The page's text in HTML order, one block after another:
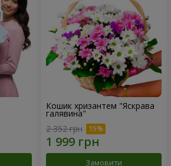
Кошик хризантем "Яскрава
галявина"
2 352 грн
Замовити